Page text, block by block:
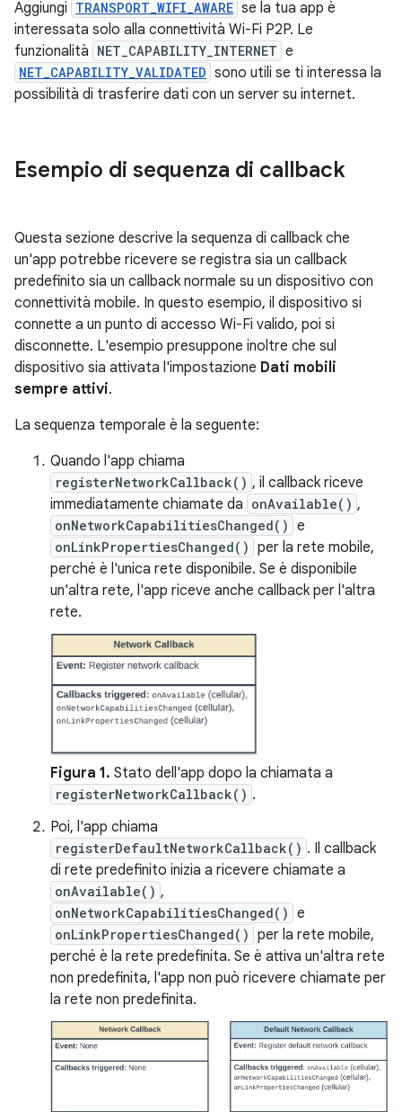
Aggiungi TRANSPORT_WIFI_AWARE se la tua app è
interessata solo alla connettività Wi-Fi P2P. Le
funzionalità NET_CAPABILITY_INTERNET e
NET_CAPABILITY_VALIDATED sono utili se ti interessa la
possibilità di trasferire dati con un server su internet.
Esempio di sequenza di callback
Questa sezione descrive la sequenza di callback che
un'app potrebbe ricevere se registra sia un callback
predefinito sia un callback normale su un dispositivo con
connettività mobile. In questo esempio, il dispositivo si
connette a un punto di accesso Wi-Fi valido, poi si
disconnette. L'esempio presuppone inoltre che sul
dispositivo sia attivata l'impostazione Dati mobili
sempre attivi.
La sequenza temporale è la seguente:
Quando l'app chiama
registerNetworkCallback() , il callback riceve
immediatamente chiamate da onAvailable() ,
onNetworkCapabilitiesChanged() e
onLinkPropertiesChanged() per la rete mobile,
perché è l'unica rete disponibile. Se è disponibile
un'altra rete, l'app riceve anche callback per l'altra
rete.
Figura 1. Stato dell'app dopo la chiamata a
registerNetworkCallback() .
Poi, l'app chiama
registerDefaultNetworkCallback() . Il callback
di rete predefinito inizia a ricevere chiamate a
onAvailable() ,
onNetworkCapabilitiesChanged() e
onLinkPropertiesChanged() per la rete mobile,
perché è la rete predefinita. Se è attiva un'altra rete
non predefinita, l'app non può ricevere chiamate per
la rete non predefinita.